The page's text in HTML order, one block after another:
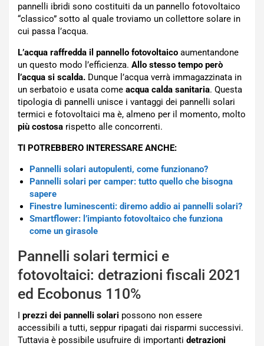
pannelli ibridi sono costituiti da un pannello fotovoltaico
“classico” sotto al quale troviamo un collettore solare in
cui passa l’acqua.
L’acqua raffredda il pannello fotovoltaico aumentandone
un questo modo l’efficienza. Allo stesso tempo però
l’acqua si scalda. Dunque l’acqua verrà immagazzinata in
un serbatoio e usata come acqua calda sanitaria. Questa
tipologia di pannelli unisce i vantaggi dei pannelli solari
termici e fotovoltaici ma è, almeno per il momento, molto
più costosa rispetto alle concorrenti.
TI POTREBBERO INTERESSARE ANCHE:
Pannelli solari autopulenti, come funzionano?
Pannelli solari per camper: tutto quello che bisogna
sapere
Finestre luminescenti: diremo addio ai pannelli solari?
Smartflower: l’impianto fotovoltaico che funziona
come un girasole
Pannelli solari termici e
fotovoltaici: detrazioni fiscali 2021
ed Ecobonus 110%
I prezzi dei pannelli solari possono non essere
accessibili a tutti, seppur ripagati dai risparmi successivi.
Tuttavia è possibile usufruire di importanti detrazioni